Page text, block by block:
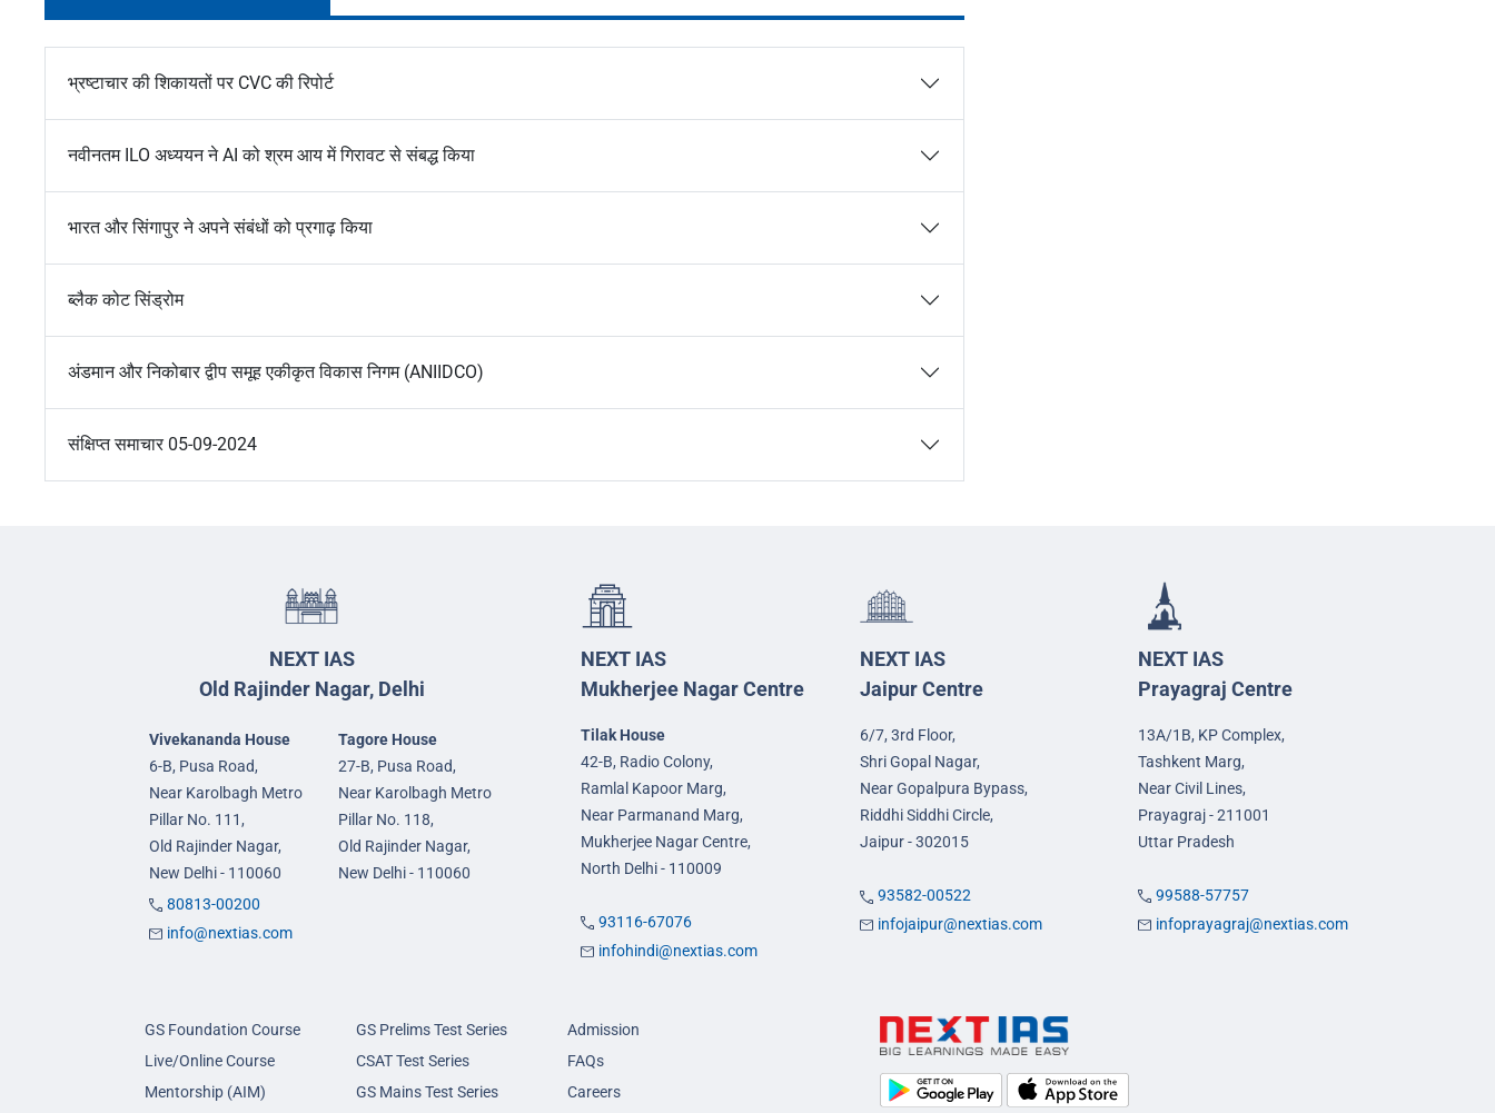
भ्रष्टाचार की शिकायतों पर CVC की रिपोर्ट
नवीनतम ILO अध्ययन ने AI को श्रम आय में गिरावट से संबद्ध किया
भारत और सिंगापुर ने अपने संबंधों को प्रगाढ़ किया
ब्लैक कोट सिंड्रोम
अंडमान और निकोबार द्वीप समूह एकीकृत विकास निगम (ANIIDCO)
संक्षिप्त समाचार 05-09-2024
NEXT IAS
Old Rajinder Nagar, Delhi
Vivekananda House
6-B, Pusa Road,
Near Karolbagh Metro
Pillar No. 111,
Old Rajinder Nagar,
New Delhi - 110060
Tagore House
27-B, Pusa Road,
Near Karolbagh Metro
Pillar No. 118,
Old Rajinder Nagar,
New Delhi - 110060
80813-00200
info@nextias.com
NEXT IAS
Mukherjee Nagar Centre
Tilak House
42-B, Radio Colony,
Ramlal Kapoor Marg,
Near Parmanand Marg,
Mukherjee Nagar Centre,
North Delhi - 110009
93116-67076
infohindi@nextias.com
NEXT IAS
Jaipur Centre
6/7, 3rd Floor,
Shri Gopal Nagar,
Near Gopalpura Bypass,
Riddhi Siddhi Circle,
Jaipur - 302015
93582-00522
infojaipur@nextias.com
NEXT IAS
Prayagraj Centre
13A/1B, KP Complex,
Tashkent Marg,
Near Civil Lines,
Prayagraj - 211001
Uttar Pradesh
99588-57757
infoprayagraj@nextias.com
GS Foundation Course
Live/Online Course
Mentorship (AIM)
GS Prelims Test Series
CSAT Test Series
GS Mains Test Series
Admission
FAQs
Careers